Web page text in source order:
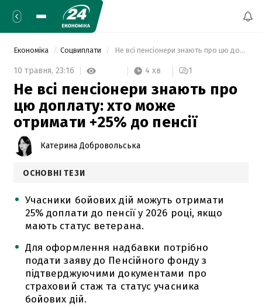
Економіка Соцвиплати Не всі пенсіонери знають про цю доплату: хто може отримати +25% до пенсії
10 травня, 23:16 4 хв 1
Не всі пенсіонери знають про
цю доплату: хто може
отримати +25% до пенсії
Катерина Добровольська
ОСНОВНІ ТЕЗИ
Учасники бойових дій можуть отримати
25% доплати до пенсії у 2026 році, якщо
мають статус ветерана.
Для оформлення надбавки потрібно
подати заяву до Пенсійного фонду з
підтверджуючими документами про
страховий стаж та статус учасника
бойових дій.